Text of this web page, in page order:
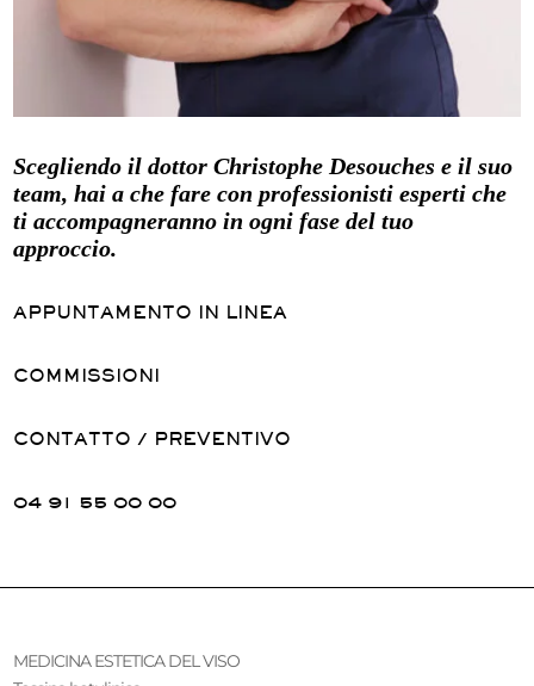
Scegliendo il dottor Christophe Desouches e il suo
team, hai a che fare con professionisti esperti che
ti accompagneranno in ogni fase del tuo
approccio.
APPUNTAMENTO IN LINEA
COMMISSIONI
CONTATTO / PREVENTIVO
04 91 55 00 00
MEDICINA ESTETICA DEL VISO